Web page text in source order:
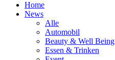
Home
News
Alle
Automobil
Beauty & Well Being
Essen & Trinken